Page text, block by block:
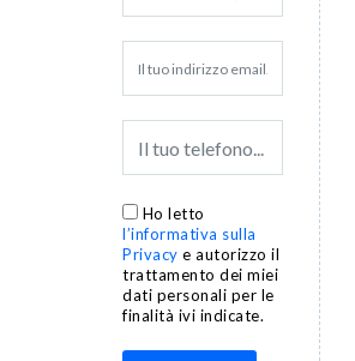
Ho letto
l’informativa sulla
Privacy e autorizzo il
trattamento dei miei
dati personali per le
finalità ivi indicate.